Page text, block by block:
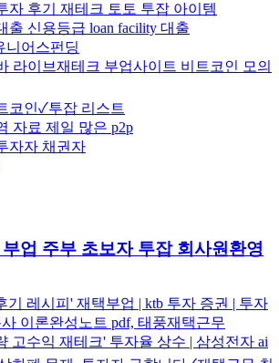
자 후기 재테크 토토 투잡 아이템
출 신용등급 loan facility 대출
니어스펀딩
라이브재테크 부업사이트 비트코인 모의
코인✓투잡 리스트
자료 제일 많은 p2p
자자 채권자
업 주부 초보자 투잡 회사원환영
기 레시피' 재택부업 | ktb 투자 증권 | 투자
이론완성노트 pdf, 태풍재택근무
고수익 재테크' 투자율 상수 | 삼성전자 ai